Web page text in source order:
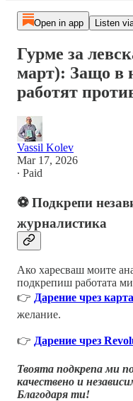
Open in app Listen
Гурме за
март): Защо в
работят
Vassil Kolev
Mar 17, 2026
∙ Paid
⚽ Подкрепи
журналистика
Ако харесваш моите
подкрепиш работата
👉 Дарение чрез
желание.
👉 Дарение чрез
Твоята подкрепа ми
качествено и
Благодаря ти!